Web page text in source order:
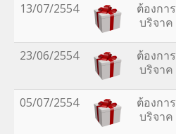
13/07/2554
ต้องการ
บริจาค
23/06/2554
ต้องการ
บริจาค
05/07/2554
ต้องการ
บริจาค